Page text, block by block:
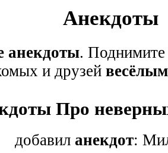
Анекдоты
. Поднимите
и друзей
Про
добавил анекдот: